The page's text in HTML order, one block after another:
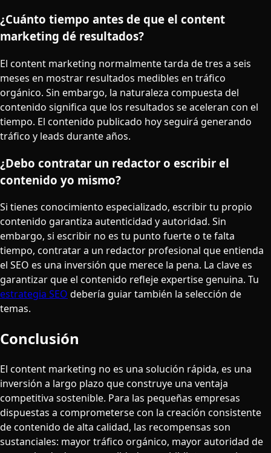
¿Cuánto tiempo antes de que el content
marketing dé resultados?
El content marketing normalmente tarda de tres a seis
meses en mostrar resultados medibles en tráfico
orgánico. Sin embargo, la naturaleza compuesta del
contenido significa que los resultados se aceleran con el
tiempo. El contenido publicado hoy seguirá generando
tráfico y leads durante años.
¿Debo contratar un redactor o escribir el
contenido yo mismo?
Si tienes conocimiento especializado, escribir tu propio
contenido garantiza autenticidad y autoridad. Sin
embargo, si escribir no es tu punto fuerte o te falta
tiempo, contratar a un redactor profesional que entienda
el SEO es una inversión que merece la pena. La clave es
garantizar que el contenido refleje expertise genuina. Tu
estrategia SEO debería guiar también la selección de
temas.
Conclusión
El content marketing no es una solución rápida, es una
inversión a largo plazo que construye una ventaja
competitiva sostenible. Para las pequeñas empresas
dispuestas a comprometerse con la creación consistente
de contenido de alta calidad, las recompensas son
sustanciales: mayor tráfico orgánico, mayor autoridad de